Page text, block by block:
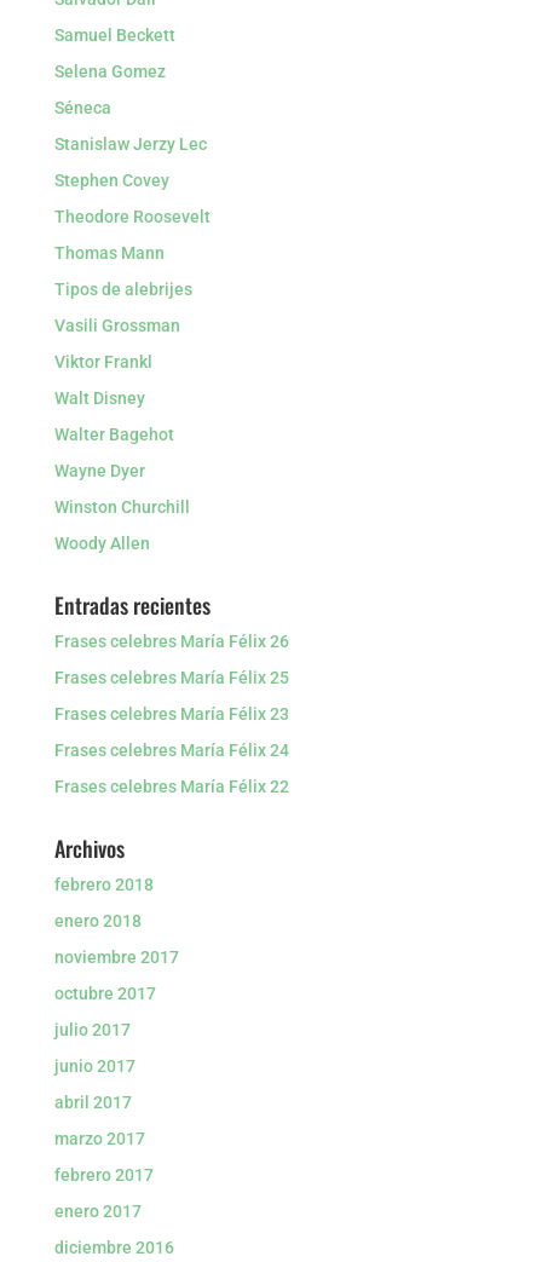
Samuel Beckett
Selena Gomez
Séneca
Stanislaw Jerzy Lec
Stephen Covey
Theodore Roosevelt
Thomas Mann
Tipos de alebrijes
Vasili Grossman
Viktor Frankl
Walt Disney
Walter Bagehot
Wayne Dyer
Winston Churchill
Woody Allen
Entradas recientes
Frases celebres María Félix 26
Frases celebres María Félix 25
Frases celebres María Félix 23
Frases celebres María Félix 24
Frases celebres María Félix 22
Archivos
febrero 2018
enero 2018
noviembre 2017
octubre 2017
julio 2017
junio 2017
abril 2017
marzo 2017
febrero 2017
enero 2017
diciembre 2016